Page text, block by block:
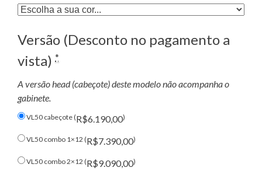
Versão (Desconto no pagamento a
vista) *
A versão head (cabeçote) deste modelo não acompanha o
gabinete.
VL50 cabeçote (R$6.190,00)
VL50 combo 1×12 (R$7.390,00)
VL50 combo 2×12 (R$9.090,00)